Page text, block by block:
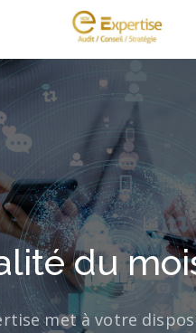
du
met à votre